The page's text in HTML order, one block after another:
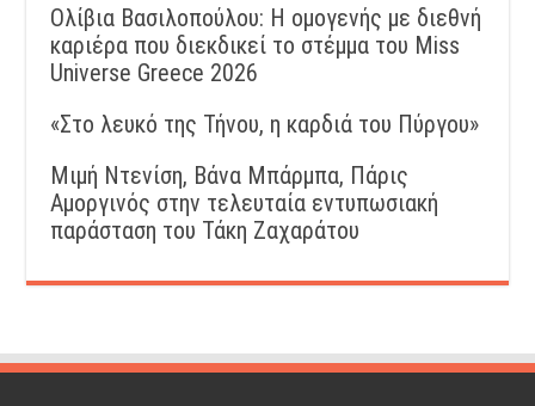
Ολίβια Βασιλοπούλου: Η ομογενής με διεθνή
καριέρα που διεκδικεί το στέμμα του Miss
Universe Greece 2026
«Στο λευκό της Τήνου, η καρδιά του Πύργου»
Μιμή Ντενίση, Βάνα Μπάρμπα, Πάρις
Αμοργινός στην τελευταία εντυπωσιακή
παράσταση του Τάκη Ζαχαράτου